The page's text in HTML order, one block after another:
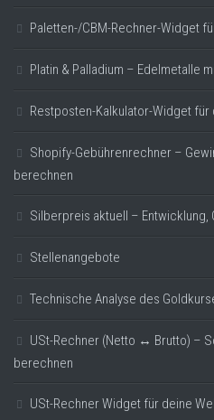
Paletten-/CBM-Rechner-Widget
Platin & Palladium – Edelmetalle
Restposten-Kalkulator-Widget
Shopify-Gebührenrechner –
berechnen
Silberpreis aktuell – Entwicklung,
Stellenangebote
Technische Analyse des
USt-Rechner (Netto ↔ Brutto) –
berechnen
USt-Rechner Widget für deine